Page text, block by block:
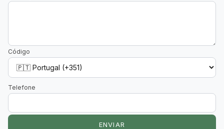
Código
Telefone
ENVIAR